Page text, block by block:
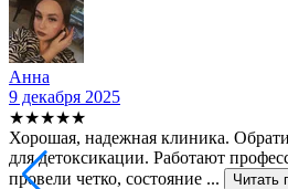
Анна
9 декабря 2025
★★★★★
Хорошая, надежная клиника.
для детоксикации. Работают
провели четко, состояние ...
Читать